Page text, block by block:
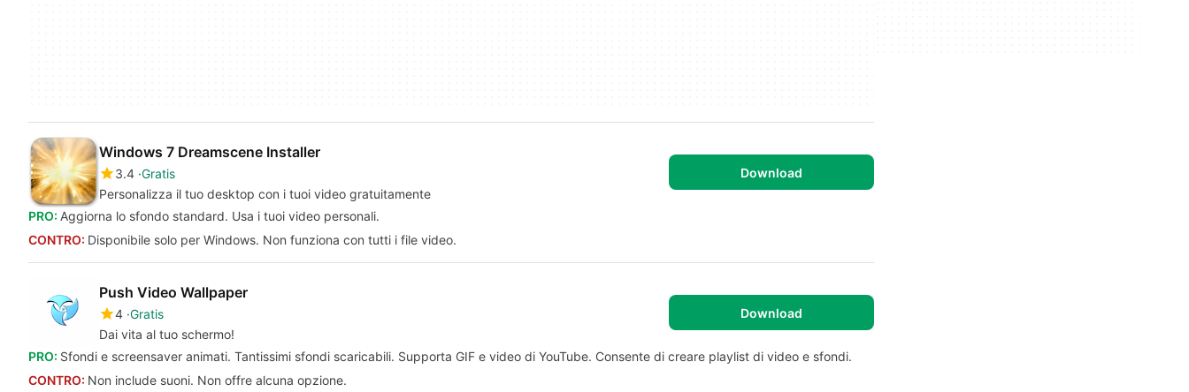
Windows 7 Dreamscene Installer
3.4 Gratis
Personalizza il tuo desktop con i tuoi video gratuitamente
Download
PRO: Aggiorna lo sfondo standard. Usa i tuoi video personali.
CONTRO: Disponibile solo per Windows. Non funziona con tutti i file video.
Push Video Wallpaper
4 Gratis
Dai vita al tuo schermo!
Download
PRO: Sfondi e screensaver animati. Tantissimi sfondi scaricabili. Supporta GIF e video di YouTube. Consente di creare playlist di video e sfondi.
CONTRO: Non include suoni. Non offre alcuna opzione.